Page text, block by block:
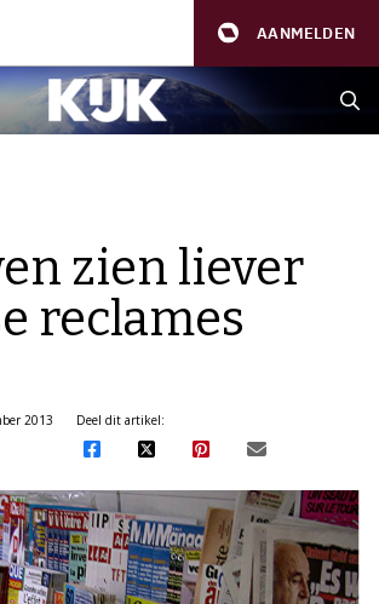
AANMELDEN
zien liever
reclames
2013
Deel dit artikel: